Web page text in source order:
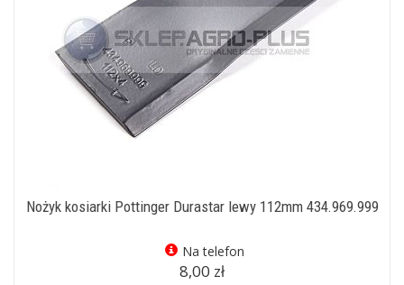
Nożyk kosiarki Pottinger Durastar lewy 112mm 434.969.999
Na telefon
8,00 zł